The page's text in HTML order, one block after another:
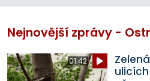
Nejnovější zprávy -
01:42